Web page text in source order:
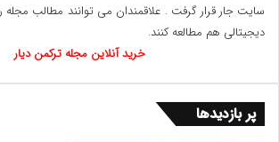
سایت جار قرار گرفت . علاقمندان می توانند مطالب
دیجیتالی هم مطالعه کنند.
خرید آنلاین مجله ترکمن دیار
پر بازدیدها